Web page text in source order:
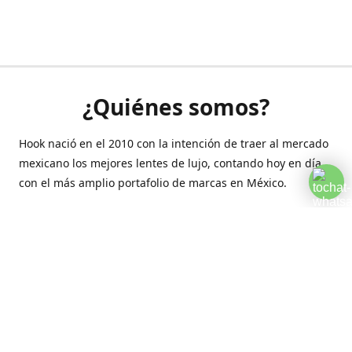
¿Quiénes somos?
Hook nació en el 2010 con la intención de traer al mercado
mexicano los mejores lentes de lujo, contando hoy en día
con el más amplio portafolio de marcas en México.